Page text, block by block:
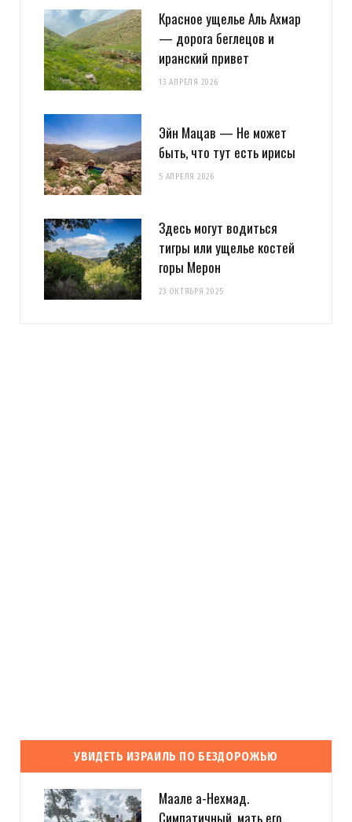
Красное ущелье Аль Ахмар
— дорога беглецов и
иранский привет
13 АПРЕЛЯ 2026
Эйн Мацав — Не может
быть, что тут есть ирисы
5 АПРЕЛЯ 2026
Здесь могут водиться
тигры или ущелье костей
горы Мерон
23 ОКТЯБРЯ 2025
УВИДЕТЬ ИЗРАИЛЬ ПО БЕЗДОРОЖЬЮ
Маале а-Нехмад.
Симпатичный, мать его,